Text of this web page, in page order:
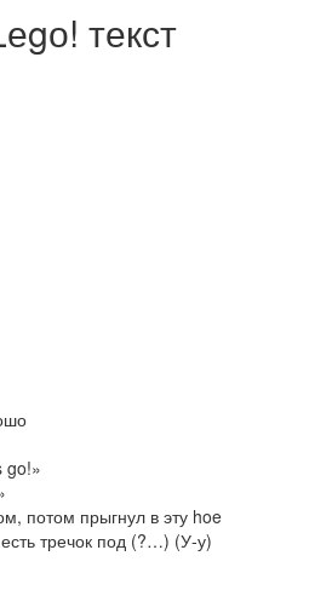
текст
go!»
потом прыгнул в эту hoe
тречок под (?…) (У-у)